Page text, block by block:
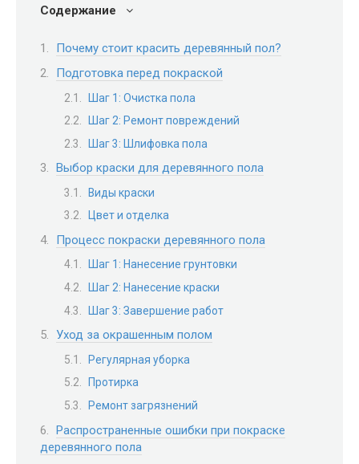
Содержание
Почему стоит красить деревянный пол?
Подготовка перед покраской
Шаг 1: Очистка пола
Шаг 2: Ремонт повреждений
Шаг 3: Шлифовка пола
Выбор краски для деревянного пола
Виды краски
Цвет и отделка
Процесс покраски деревянного пола
Шаг 1: Нанесение грунтовки
Шаг 2: Нанесение краски
Шаг 3: Завершение работ
Уход за окрашенным полом
Регулярная уборка
Протирка
Ремонт загрязнений
Распространенные ошибки при покраске
деревянного пола